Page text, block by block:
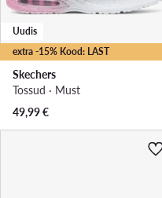
extra -15% Kood: LAST
Uudis
Skechers
Tossud · Must
49,99€